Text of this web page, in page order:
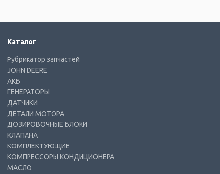
Каталог
Рубрикатор запчастей
JOHN DEERE
АКБ
ГЕНЕРАТОРЫ
ДАТЧИКИ
ДЕТАЛИ МОТОРА
ДОЗИРОВОЧНЫЕ БЛОКИ
КЛАПАНА
КОМПЛЕКТУЮЩИЕ
КОМПРЕССОРЫ КОНДИЦИОНЕРА
МАСЛО